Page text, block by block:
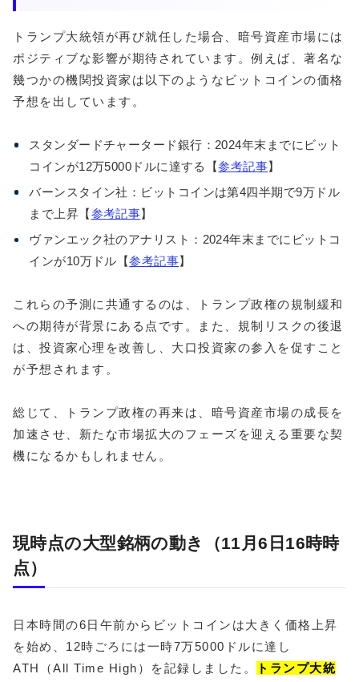
トランプ大統領が再び就任した場合、暗号資産市場には
ポジティブな影響が期待されています。例えば、著名な
幾つかの機関投資家は以下のようなビットコインの価格
予想を出しています。
スタンダードチャータード銀行：2024年末までにビット
コインが12万5000ドルに達する【参考記事】
バーンスタイン社：ビットコインは第4四半期で9万ドル
まで上昇【参考記事】
ヴァンエック社のアナリスト：2024年末までにビットコ
インが10万ドル【参考記事】
これらの予測に共通するのは、トランプ政権の規制緩和
への期待が背景にある点です。また、規制リスクの後退
は、投資家心理を改善し、大口投資家の参入を促すこと
が予想されます。
総じて、トランプ政権の再来は、暗号資産市場の成長を
加速させ、新たな市場拡大のフェーズを迎える重要な契
機になるかもしれません。
現時点の大型銘柄の動き（11月6日16時時
点）
日本時間の6日午前からビットコインは大きく価格上昇
を始め、12時ごろには一時7万5000ドルに達し
ATH（All Time High）を記録しました。
トランプ大統